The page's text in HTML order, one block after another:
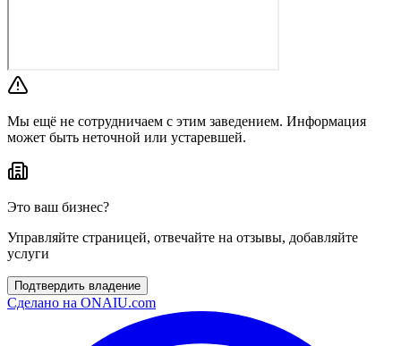
Мы ещё не сотрудничаем с этим заведением. Информация
может быть неточной или устаревшей.
Это ваш бизнес?
Управляйте страницей, отвечайте на отзывы, добавляйте
услуги
Подтвердить владение
Сделано на ONAIU.com